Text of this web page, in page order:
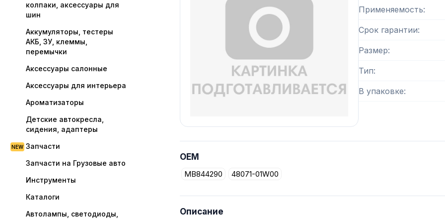
колпаки, аксессуары для
шин
Аккумуляторы, тестеры
АКБ, ЗУ, клеммы,
перемычки
Аксессуары салонные
Аксессуары для интерьера
Ароматизаторы
Детские автокресла,
сидения, адаптеры
Запчасти
Запчасти на Грузовые авто
Инструменты
Каталоги
Автолампы, светодиоды,
Применяемость
Срок гарантии
Размер
Тип
В упаковке
OEM
MB844290 48071-01W00
Описание